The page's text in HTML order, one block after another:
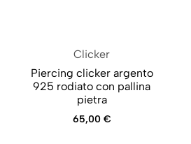
Clicker
Piercing clicker argento
925 rodiato con pallina
pietra
65,00 €